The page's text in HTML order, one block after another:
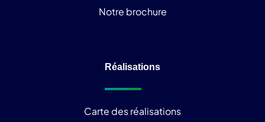
Notre brochure
Réalisations
Carte des réalisations